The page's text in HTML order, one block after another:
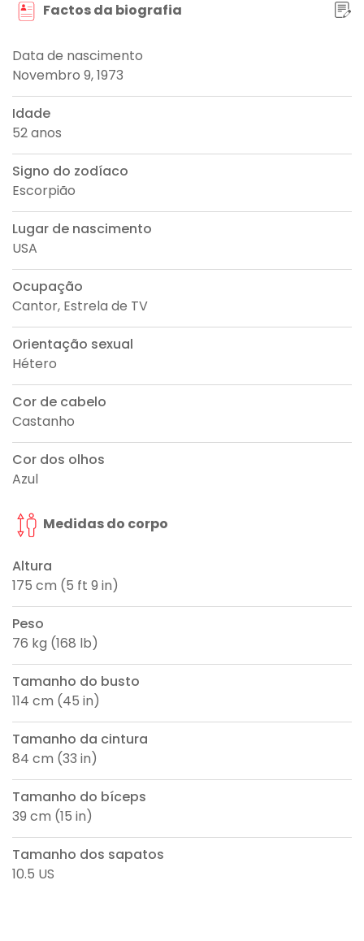
Factos da biografia
Data de nascimento
Novembro 9, 1973
Idade
52 anos
Signo do zodíaco
Escorpião
Lugar de nascimento
USA
Ocupação
Cantor, Estrela de TV
Orientação sexual
Hétero
Cor de cabelo
Castanho
Cor dos olhos
Azul
Medidas do corpo
Altura
175 cm (5 ft 9 in)
Peso
76 kg (168 lb)
Tamanho do busto
114 cm (45 in)
Tamanho da cintura
84 cm (33 in)
Tamanho do bíceps
39 cm (15 in)
Tamanho dos sapatos
10.5 US